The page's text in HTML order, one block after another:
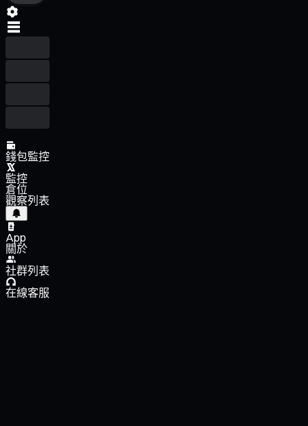
錢包監控
監控
倉位
觀察列表
App
關於
社群列表
在線客服